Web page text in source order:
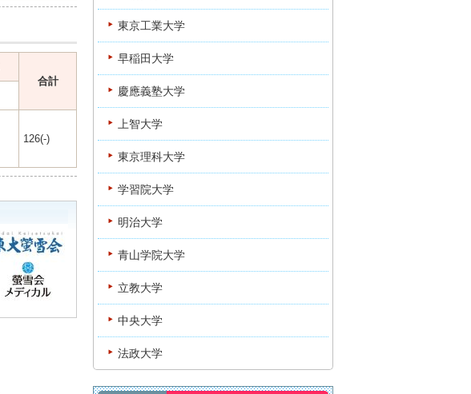
合計
126(-)
東京工業大学
早稲田大学
慶應義塾大学
上智大学
東京理科大学
学習院大学
明治大学
青山学院大学
立教大学
中央大学
法政大学